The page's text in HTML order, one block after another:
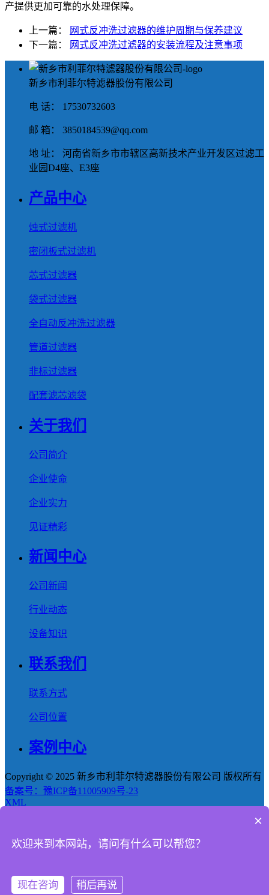
产提供更加可靠的水处理保障。
上一篇：
网式反冲洗过滤器的维护周期与保养建议
下一篇：
网式反冲洗过滤器的安装流程及注意事项
新乡市利菲尔特滤器股份有限公司
电 话： 17530732603
邮 箱： 3850184539@qq.com
地 址： 河南省新乡市市辖区高新技术产业开发区过滤工
业园D4座、E3座
产品中心
烛式过滤机
密闭板式过滤机
芯式过滤器
袋式过滤器
全自动反冲洗过滤器
管道过滤器
非标过滤器
配套滤芯滤袋
关于我们
公司简介
企业使命
企业实力
见证精彩
新闻中心
公司新闻
行业动态
设备知识
联系我们
联系方式
公司位置
案例中心
Copyright © 2025 新乡市利菲尔特滤器股份有限公司 版权所有
备案号：豫ICP备11005909号-23
XML
产品
新闻
×
欢迎来到本网站，请问有什么可以帮您？
现在咨询 稍后再说